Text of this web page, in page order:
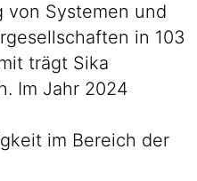
Systemen und
in 103
trägt Sika
Im Jahr 2024
im Bereich der